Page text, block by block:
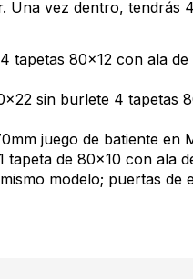
Una vez dentro, tendrás
80x12 con ala de
sin burlete 4 tapetas
juego de batiente en
de 80x10 con ala
modelo; puertas